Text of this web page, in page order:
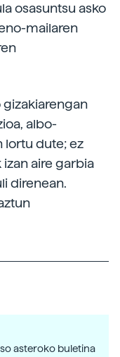
osasuntsu asko
mailaren
gizakiarengan
albo-
lortu dute; ez
aire garbia
direnean.
asteroko buletina